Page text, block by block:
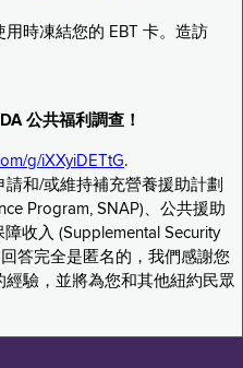
時凍結您的 EBT 卡。造訪
公共福利調查！
g/iXXyiDETtG.
和/或維持補充營養援助計劃
Program, SNAP)、公共援助
收入 (Supplemental Security
答完全是匿名的，我們感謝您
驗，並將為您和其他紐約民眾